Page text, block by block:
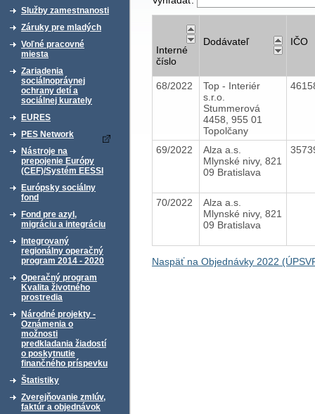
Služby zamestnanosti
Záruky pre mladých
Voľné pracovné
miesta
Zariadenia
sociálnoprávnej
ochrany detí a
sociálnej kurately
EURES
PES Network
Nástroje na
prepojenie Európy
(CEF)/Systém EESSI
Európsky sociálny
fond
Fond pre azyl,
migráciu a integráciu
Integrovaný
regionálny operačný
program 2014 - 2020
Operačný program
Kvalita životného
prostredia
Národné projekty -
Oznámenia o
možnosti
predkladania žiadostí
o poskytnutie
finančného príspevku
Štatistiky
Zverejňovanie zmlúv,
faktúr a objednávok
Interné
číslo
Dodávateľ IČO
68/2022
Top - Interiér
s.r.o.
Stummerová
4458, 955 01
Topolčany
69/2022
Alza a.s.
Mlynské nivy, 821
09 Bratislava
70/2022
Alza a.s.
Mlynské nivy, 821
09 Bratislava
Naspäť na Objednávky 2022